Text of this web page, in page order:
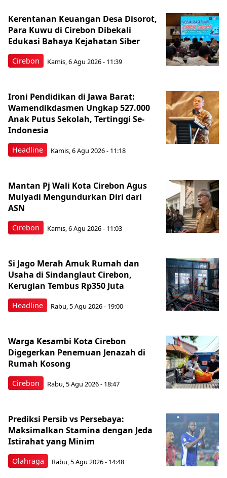
Cirebon
Kerentanan Keuangan Desa Disorot,
Para Kuwu di Cirebon Dibekali
Edukasi Bahaya Kejahatan Siber
Kamis, 6 Agu 2026 - 11:39
Headline
Ironi Pendidikan di Jawa Barat:
Wamendikdasmen Ungkap 527.000
Anak Putus Sekolah, Tertinggi Se-
Indonesia
Kamis, 6 Agu 2026 - 11:18
Cirebon
Mantan Pj Wali Kota Cirebon Agus
Mulyadi Mengundurkan Diri dari
ASN
Kamis, 6 Agu 2026 - 11:03
Headline
Si Jago Merah Amuk Rumah dan
Usaha di Sindanglaut Cirebon,
Kerugian Tembus Rp350 Juta
Rabu, 5 Agu 2026 - 19:00
Cirebon
Warga Kesambi Kota Cirebon
Digegerkan Penemuan Jenazah di
Rumah Kosong
Rabu, 5 Agu 2026 - 18:47
Olahraga
Prediksi Persib vs Persebaya:
Maksimalkan Stamina dengan Jeda
Istirahat yang Minim
Rabu, 5 Agu 2026 - 14:48